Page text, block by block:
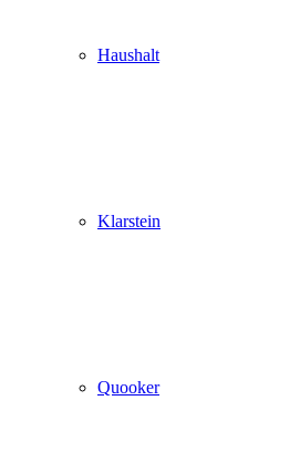
Haushalt
Klarstein
Quooker